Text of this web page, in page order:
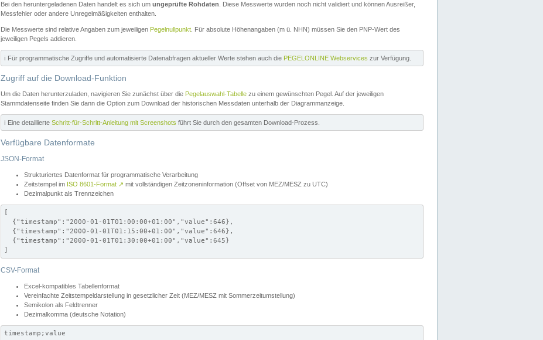
Bei den heruntergeladenen Daten handelt es sich um ungeprüfte Rohdaten . Diese Messwerte wurden noch nicht validiert und können Ausreißer,
Messfehler oder andere Unregelmäßigkeiten enthalten.
Die Messwerte sind relative Angaben zum jeweiligen Pegelnullpunkt . Für absolute Höhenangaben (m ü. NHN) müssen Sie den PNP-Wert des
jeweiligen Pegels addieren.
ℹ️ Für programmatische Zugriffe und automatisierte Datenabfragen aktueller Werte stehen auch die PEGELONLINE Webservices zur Verfügung.
Zugriff auf die Download-Funktion
Um die Daten herunterzuladen, navigieren Sie zunächst über die Pegelauswahl-Tabelle zu einem gewünschten Pegel. Auf der jeweiligen
Stammdatenseite finden Sie dann die Option zum Download der historischen Messdaten unterhalb der Diagrammanzeige.
ℹ️ Eine detaillierte Schritt-für-Schritt-Anleitung mit Screenshots führt Sie durch den gesamten Download-Prozess.
Verfügbare Datenformate
JSON-Format
Strukturiertes Datenformat für programmatische Verarbeitung
Zeitstempel im ISO 8601-Format ↗ mit vollständigen Zeitzoneninformation (Offset von MEZ/MESZ zu UTC)
Dezimalpunkt als Trennzeichen
[
  {"timestamp":"2000-01-01T01:00:00+01:00","value":646},
  {"timestamp":"2000-01-01T01:15:00+01:00","value":646},
  {"timestamp":"2000-01-01T01:30:00+01:00","value":645}
]
CSV-Format
Excel-kompatibles Tabellenformat
Vereinfachte Zeitstempeldarstellung in gesetzlicher Zeit (MEZ/MESZ mit Sommerzeitumstellung)
Semikolon als Feldtrenner
Dezimalkomma (deutsche Notation)
timestamp;value